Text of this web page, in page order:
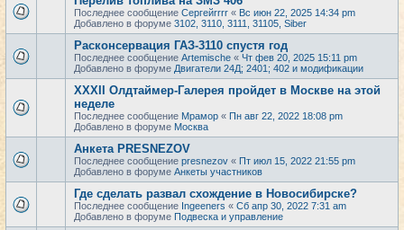
Последнее сообщение Сергейrrrr « Вс июн 22, 2025 14:34 pm
Добавлено в форуме 3102, 3110, 3111, 31105, Siber
Расконсервация ГАЗ-3110 спустя год
Последнее сообщение Artemische « Чт фев 20, 2025 15:11 pm
Добавлено в форуме Двигатели 24Д; 2401; 402 и модификации
XXXII Олдтаймер-Галерея пройдет в Москве на этой
неделе
Последнее сообщение Мрамор « Пн авг 22, 2022 18:08 pm
Добавлено в форуме Москва
Анкета PRESNEZOV
Последнее сообщение presnezov « Пт июл 15, 2022 21:55 pm
Добавлено в форуме Анкеты участников
Где сделать развал схождение в Новосибирске?
Последнее сообщение Ingeeners « Сб апр 30, 2022 7:31 am
Добавлено в форуме Подвеска и управление